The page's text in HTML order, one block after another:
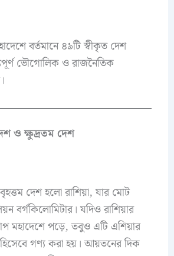
বর্তমানে ৪৯টি স্বীকৃত দেশ
ভৌগোলিক ও রাজনৈতিক
ও ক্ষুদ্রতম দেশ
দেশ হলো রাশিয়া, যার মোট
বর্গকিলোমিটার। যদিও রাশিয়ার
মহাদেশে পড়ে, তবুও এটি এশিয়ার
গণ্য করা হয়। আয়তনের দিক